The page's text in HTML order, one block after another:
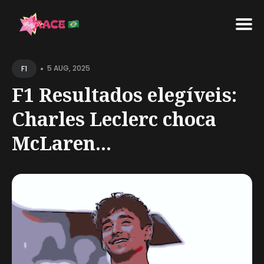
for
F1 • 5 AUG, 2025
F1 Resultados elegíveis:
Charles Leclerc choca
McLaren...